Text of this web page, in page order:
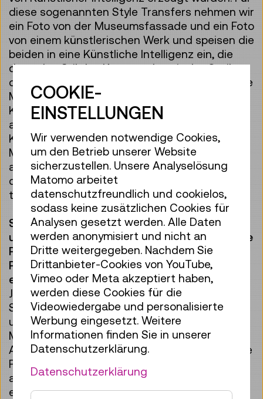
diese sogenannten Style Transfers nehmen wir
ein Foto von der Museumsfassade und ein Foto
von einem künstlerischen Werk und speisen die
beiden in eine Künstliche Intelligenz ein, die
dann den Stil des Kunstwerks mit der Optik
der Fassade vermischt. Dadurch können wir die
Museumsfassade in speziell angepasste
Kunstwerke tauchen, ohne dass wir das sehr
aufwendig per Hand designen müssen. Die
Künstliche Intelligenz macht das in wenigen
Minuten – allerdings muss man sie dafür auch
aufwendig trainieren und viele Iterationen
durchlaufen, um den gewünschten Look zu
treffen.
Stichwort Software: An die 15
unterschiedlichen Programme kamen für diese
Projektion zum Einsatz. Welche speziellen
Programme und Softwares braucht man für
eine 3D-Projektion?
Ja, tatsächlich haben wir zwischen 12 und 15
Softwarepakete genutzt, darunter
unterschiedlichste Rendering-Programme, 3D-
Modelling-Programme, 3D- und 2D-
Animationsprogramme, aber auch Klassiker wie
Photoshop oder Illustrator. Und auch ganz
abstruse Softwarepakete wie zum Beispiel
eines, das eigentlich dafür genutzt wird, reale
COOKIE-
EINSTELLUNGEN
Wir verwenden notwendige Cookies,
um den Betrieb unserer Website
sicherzustellen. Unsere Analyselösung
Matomo arbeitet
datenschutzfreundlich und cookielos,
sodass keine zusätzlichen Cookies für
Analysen gesetzt werden. Alle Daten
werden anonymisiert und nicht an
Dritte weitergegeben. Nachdem Sie
Drittanbieter-Cookies von YouTube,
Vimeo oder Meta akzeptiert haben,
werden diese Cookies für die
Videowiedergabe und personalisierte
Werbung eingesetzt. Weitere
Informationen finden Sie in unserer
Datenschutzerklärung.
Datenschutzerklärung